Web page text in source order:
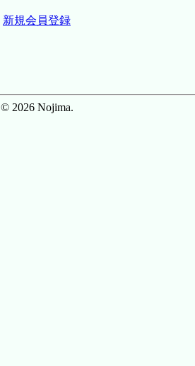
新規会員登録
© 2026 Nojima.